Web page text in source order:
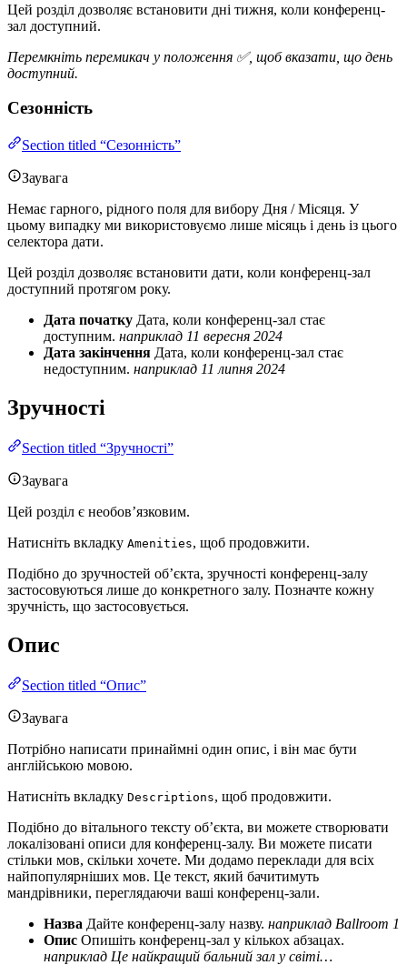
Цей розділ дозволяє встановити дні тижня, коли конференц-
зал доступний.
Перемкніть перемикач у положення ✅, щоб вказати, що день
доступний.
Сезонність
Section titled “Сезонність”
Заувага
Немає гарного, рідного поля для вибору Дня / Місяця. У
цьому випадку ми використовуємо лише місяць і день із цього
селектора дати.
Цей розділ дозволяє встановити дати, коли конференц-зал
доступний протягом року.
Дата початку Дата, коли конференц-зал стає
доступним. наприклад 11 вересня 2024
Дата закінчення Дата, коли конференц-зал стає
недоступним. наприклад 11 липня 2024
Зручності
Section titled “Зручності”
Заувага
Цей розділ є необов’язковим.
Натисніть вкладку Amenities, щоб продовжити.
Подібно до зручностей об’єкта, зручності конференц-залу
застосовуються лише до конкретного залу. Позначте кожну
зручність, що застосовується.
Опис
Section titled “Опис”
Заувага
Потрібно написати принаймні один опис, і він має бути
англійською мовою.
Натисніть вкладку Descriptions, щоб продовжити.
Подібно до вітального тексту об’єкта, ви можете створювати
локалізовані описи для конференц-залу. Ви можете писати
стільки мов, скільки хочете. Ми додамо переклади для всіх
найпопулярніших мов. Це текст, який бачитимуть
мандрівники, переглядаючи ваші конференц-зали.
Назва Дайте конференц-залу назву. наприклад Ballroom 1
Опис Опишіть конференц-зал у кількох абзацах.
наприклад Це найкращий бальний зал у світі…